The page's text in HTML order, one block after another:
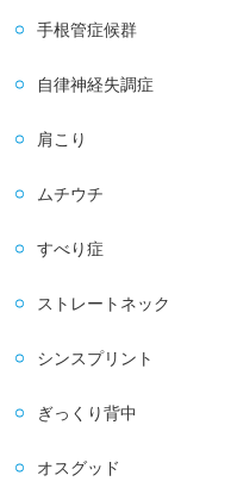
手根管症候群
自律神経失調症
肩こり
ムチウチ
すべり症
ストレートネック
シンスプリント
ぎっくり背中
オスグッド